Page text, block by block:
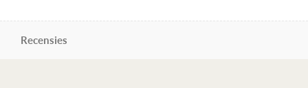
Recensies